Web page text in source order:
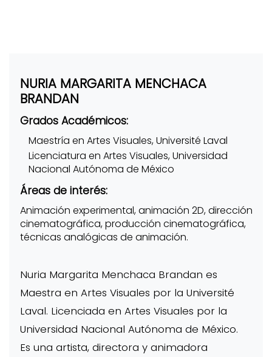
NURIA MARGARITA MENCHACA
BRANDAN
Grados Académicos:
Maestría en Artes Visuales, Université Laval
Licenciatura en Artes Visuales, Universidad
Nacional Autónoma de México
Áreas de interés:
Animación experimental, animación 2D, dirección
cinematográfica, producción cinematográfica,
técnicas analógicas de animación.
Nuria Margarita Menchaca Brandan es
Maestra en Artes Visuales por la Université
Laval. Licenciada en Artes Visuales por la
Universidad Nacional Autónoma de México.
Es una artista, directora y animadora